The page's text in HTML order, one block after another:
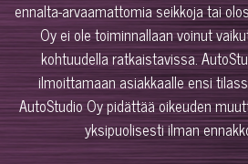
ennalta-arvaamattomia seikkoja tai
Oy ei ole toiminnallaan voinut
kohtuudella ratkaistavissa.
ilmoittamaan asiakkaalle ensi
AutoStudio Oy pidättää oikeuden
yksipuolisesti ilman